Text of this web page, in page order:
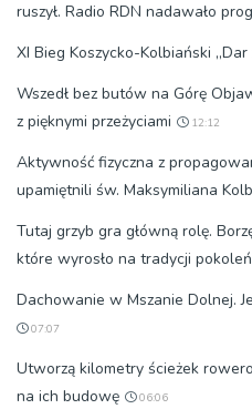
ruszył. Radio RDN nadawało
XI Bieg Koszycko-Kolbiański
Wszedł bez butów na Górę
z pięknymi przeżyciami
12:12
Aktywność fizyczna z
upamiętnili św. Maksymiliana
Tutaj grzyb gra główną rolę.
które wyrosło na tradycji pokoleń
Dachowanie w Mszanie Dolnej.
07:07
Utworzą kilometry ścieżek
na ich budowę
06:06